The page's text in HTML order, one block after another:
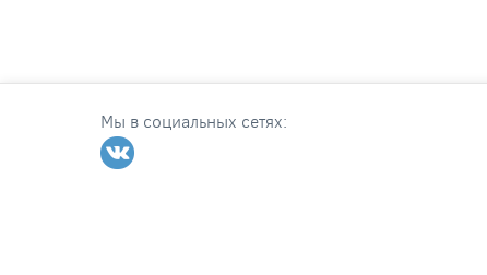
Мы в социальных сетях: